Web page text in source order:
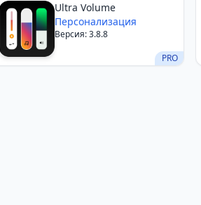
PRO
Ultra Volume
Персонализация
Версия: 3.8.8